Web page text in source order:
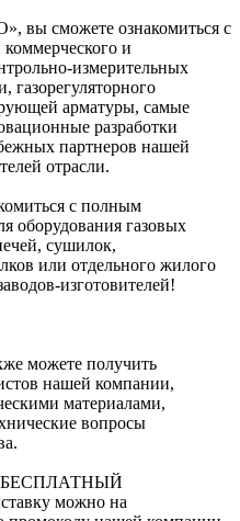
сможете ознакомиться с
и
измерительных
газорегуляторного
арматуры, самые
разработки
партнеров нашей
отрасли.
с полным
оборудования газовых
сушилок,
или отдельного жилого
изготовителей!
можете получить
нашей компании,
материалами,
вопросы
БЕСПЛАТНЫЙ
можно на